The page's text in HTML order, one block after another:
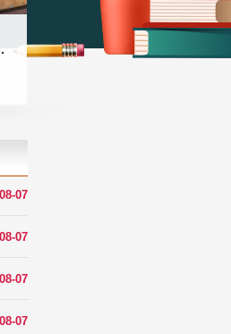
業知能
07
07
07
07